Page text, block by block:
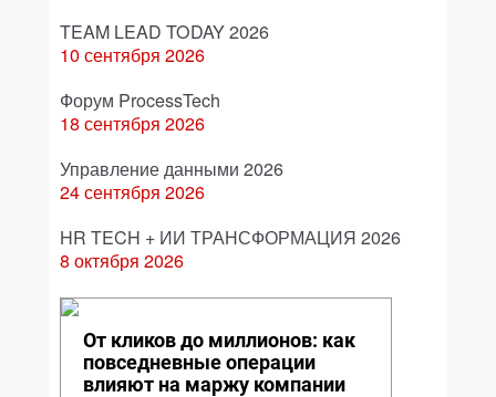
TEAM LEAD TODAY 2026
10 сентября 2026
Форум ProcessTech
18 сентября 2026
Управление данными 2026
24 сентября 2026
HR TECH + ИИ ТРАНСФОРМАЦИЯ 2026
8 октября 2026
От кликов до миллионов: как
повседневные операции
влияют на маржу компании